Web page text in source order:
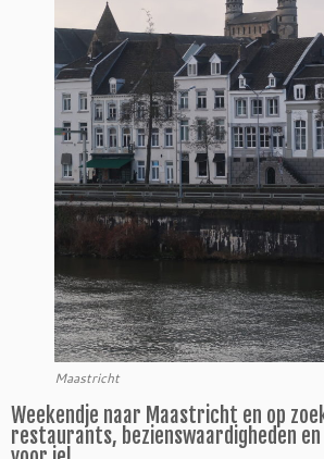
Maastricht
Weekendje naar Maastricht en op
restaurants, bezienswaardigheden